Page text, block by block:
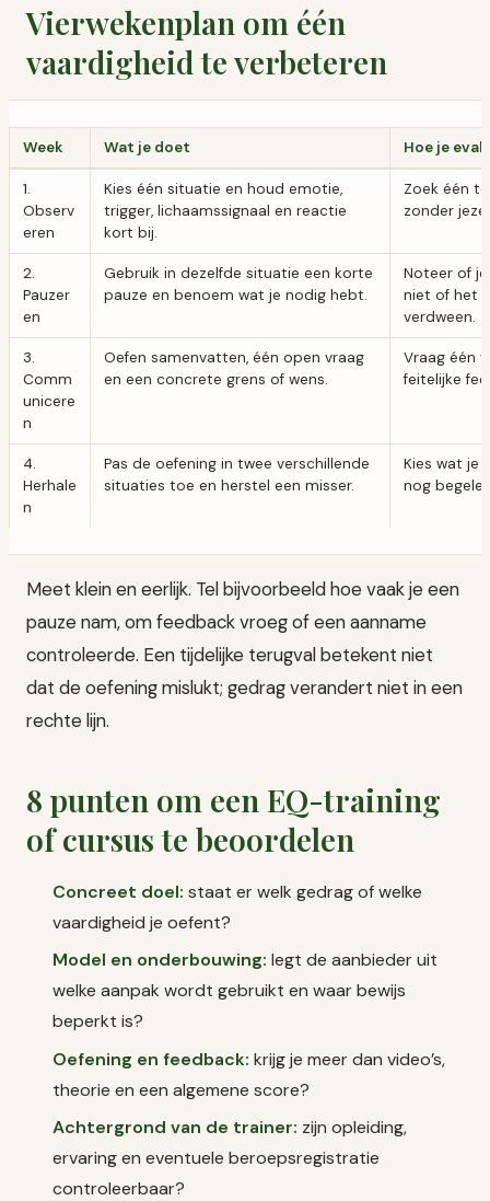
Vierwekenplan om één
vaardigheid te verbeteren
Week Wat je doet Hoe je
1.
Observ
eren
Kies één situatie en houd emotie,
trigger, lichaamssignaal en reactie
kort bij.
Zoek één
zonder
2.
Pauzer
en
Gebruik in dezelfde situatie een korte
pauze en benoem wat je nodig hebt.
Noteer of
niet of het
verdween.
3.
Comm
unicere
n
Oefen samenvatten, één open vraag
en een concrete grens of wens.
Vraag één
feitelijke
4.
Herhale
n
Pas de oefening in twee verschillende
situaties toe en herstel een misser.
Kies wat je
nog
Meet klein en eerlijk. Tel bijvoorbeeld hoe vaak je een
pauze nam, om feedback vroeg of een aanname
controleerde. Een tijdelijke terugval betekent niet
dat de oefening mislukt; gedrag verandert niet in een
rechte lijn.
8 punten om een EQ-training
of cursus te beoordelen
Concreet doel: staat er welk gedrag of welke
vaardigheid je oefent?
Model en onderbouwing: legt de aanbieder uit
welke aanpak wordt gebruikt en waar bewijs
beperkt is?
Oefening en feedback: krijg je meer dan video’s,
theorie en een algemene score?
Achtergrond van de trainer: zijn opleiding,
ervaring en eventuele beroepsregistratie
controleerbaar?